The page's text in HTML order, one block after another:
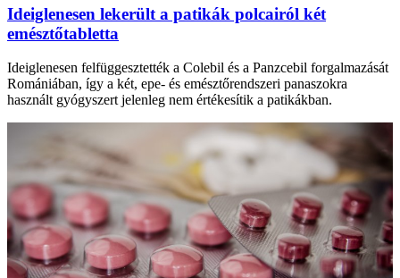
Ideiglenesen lekerült a patikák polcairól két
emésztőtabletta
Ideiglenesen felfüggesztették a Colebil és a Panzcebil forgalmazását
Romániában, így a két, epe- és emésztőrendszeri panaszokra
használt gyógyszert jelenleg nem értékesítik a patikákban.